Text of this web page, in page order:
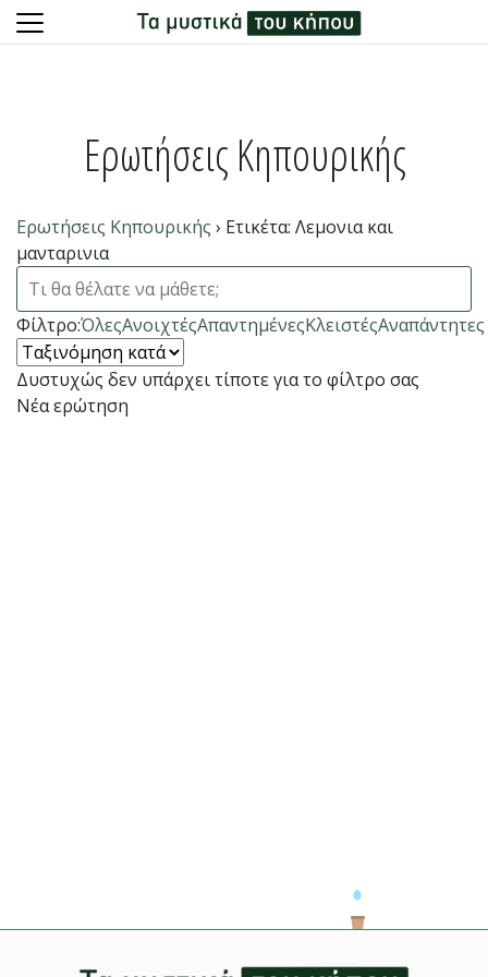
Ερωτήσεις Κηπουρικής
Ερωτήσεις Κηπουρικής › Ετικέτα: Λεμονια και
μανταρινια
Φίλτρο:ΌλεςΑνοιχτέςΑπαντημένεςΚλειστέςΑναπάντητες
Δυστυχώς δεν υπάρχει τίποτε για το φίλτρο σας
Νέα ερώτηση